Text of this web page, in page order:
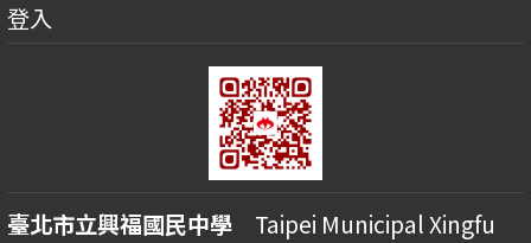
登入
臺北市立興福國民中學 Taipei Municipal Xingfu